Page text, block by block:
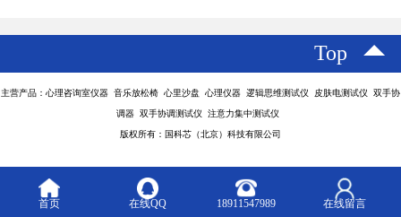
Top
主营产品：心理咨询室仪器 音乐放松椅 心里沙盘 心理仪器 逻辑思维测试仪 皮肤电测试仪 双手协
调器 双手协调测试仪 注意力集中测试仪
版权所有：国科芯（北京）科技有限公司
首页 在线QQ 18911547989 在线留言